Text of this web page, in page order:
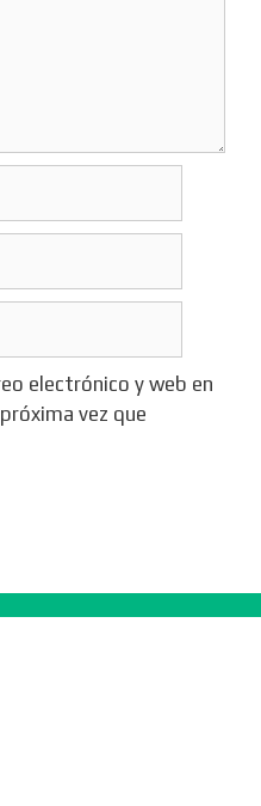
electrónico y web en
vez que